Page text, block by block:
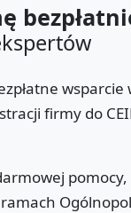
wsparcie
firmy do